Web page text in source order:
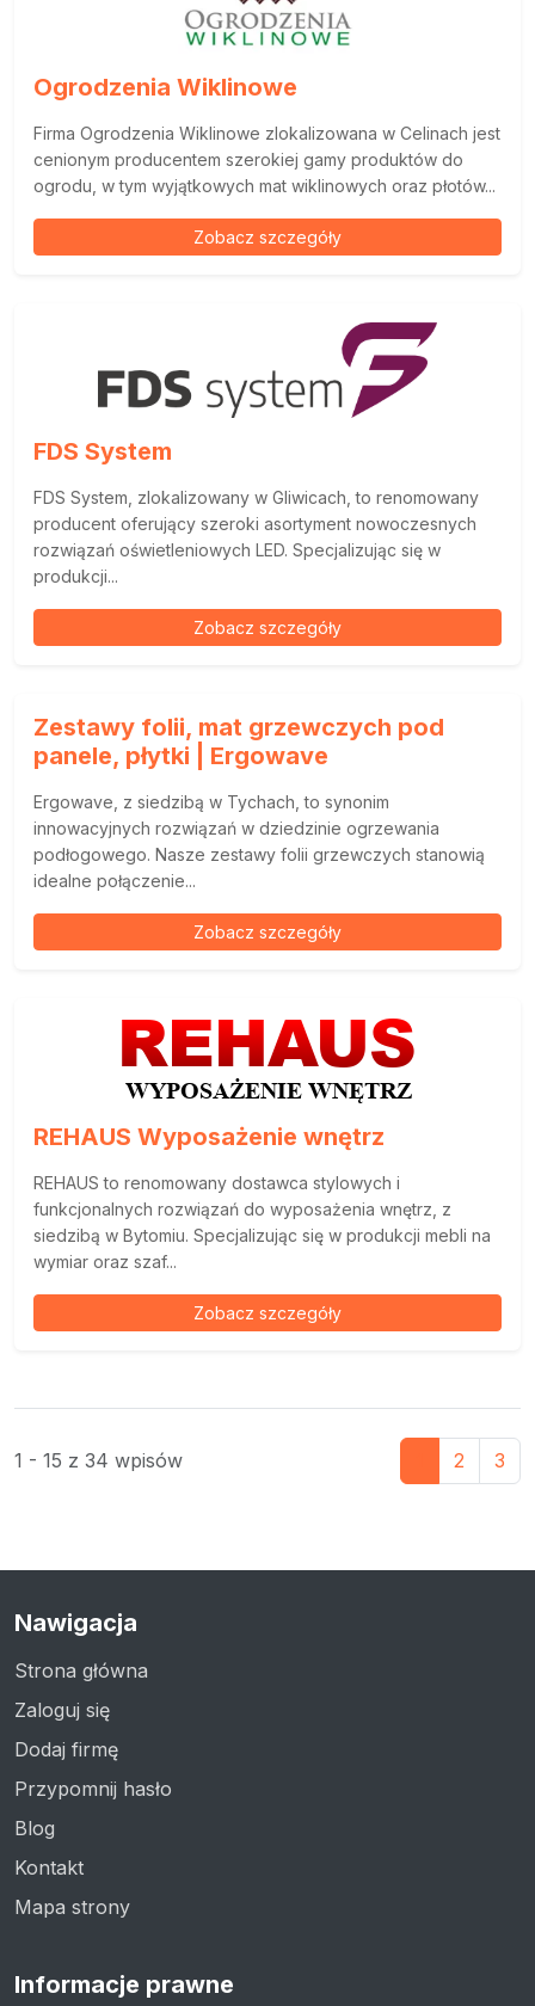
Ogrodzenia Wiklinowe
Firma Ogrodzenia Wiklinowe zlokalizowana w Celinach jest
cenionym producentem szerokiej gamy produktów do
ogrodu, w tym wyjątkowych mat wiklinowych oraz płotów...
Zobacz szczegóły
FDS System
FDS System, zlokalizowany w Gliwicach, to renomowany
producent oferujący szeroki asortyment nowoczesnych
rozwiązań oświetleniowych LED. Specjalizując się w
produkcji...
Zobacz szczegóły
Zestawy folii, mat grzewczych pod
panele, płytki | Ergowave
Ergowave, z siedzibą w Tychach, to synonim
innowacyjnych rozwiązań w dziedzinie ogrzewania
podłogowego. Nasze zestawy folii grzewczych stanowią
idealne połączenie...
Zobacz szczegóły
REHAUS Wyposażenie wnętrz
REHAUS to renomowany dostawca stylowych i
funkcjonalnych rozwiązań do wyposażenia wnętrz, z
siedzibą w Bytomiu. Specjalizując się w produkcji mebli na
wymiar oraz szaf...
Zobacz szczegóły
1 - 15 z 34 wpisów 2 3
Nawigacja
Strona główna
Zaloguj się
Dodaj firmę
Przypomnij hasło
Blog
Kontakt
Mapa strony
Informacje prawne